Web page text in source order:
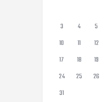
3
4 5
10
11 12
17
18 19
24
25 26
31